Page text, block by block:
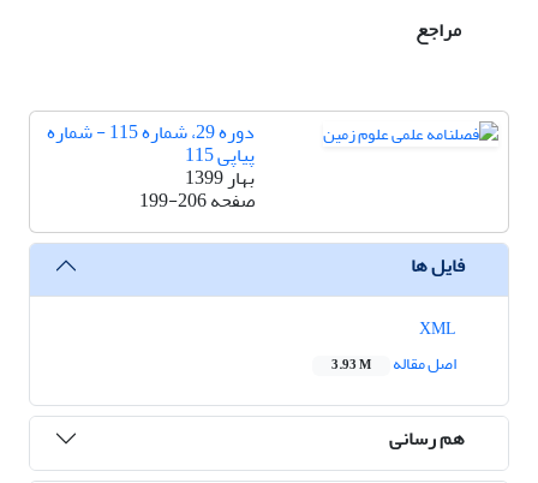
مراجع
دوره 29، شماره 115 - شماره
پیاپی 115
بهار 1399
صفحه199-206
فایل ها
اصل مقاله
3.93 M
هم رسانی